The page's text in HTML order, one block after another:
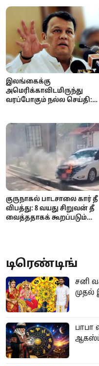
இலங்கைக்கு
அமெரிக்காவிடமிருந்து
வரப்போகும் நல்ல செய்தி:
குருநாகல் பாடசாலை கார் தீ
விபத்து: 8 வயது சிறுவன் தீ
வைத்ததாகக் கூறப்படும்
டிரெண்டிங்
சனி
முதல்
பாபா
ஆகஸ்ட்